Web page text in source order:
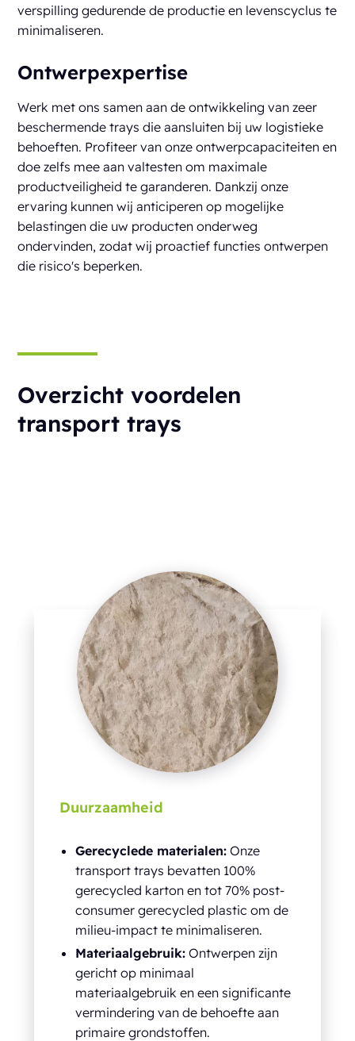
verspilling gedurende de productie en levenscyclus te
minimaliseren.
Ontwerpexpertise
Werk met ons samen aan de ontwikkeling van zeer
beschermende trays die aansluiten bij uw logistieke
behoeften. Profiteer van onze ontwerpcapaciteiten en
doe zelfs mee aan valtesten om maximale
productveiligheid te garanderen. Dankzij onze
ervaring kunnen wij anticiperen op mogelijke
belastingen die uw producten onderweg
ondervinden, zodat wij proactief functies ontwerpen
die risico's beperken.
Overzicht voordelen
transport trays
Duurzaamheid
Gerecyclede materialen:Onze
transport trays bevatten 100%
gerecycled karton en tot 70% post-
consumer gerecycled plastic om de
milieu-impact te minimaliseren.
Materiaalgebruik:Ontwerpen zijn
gericht op minimaal
materiaalgebruik en een significante
vermindering van de behoefte aan
primaire grondstoffen.